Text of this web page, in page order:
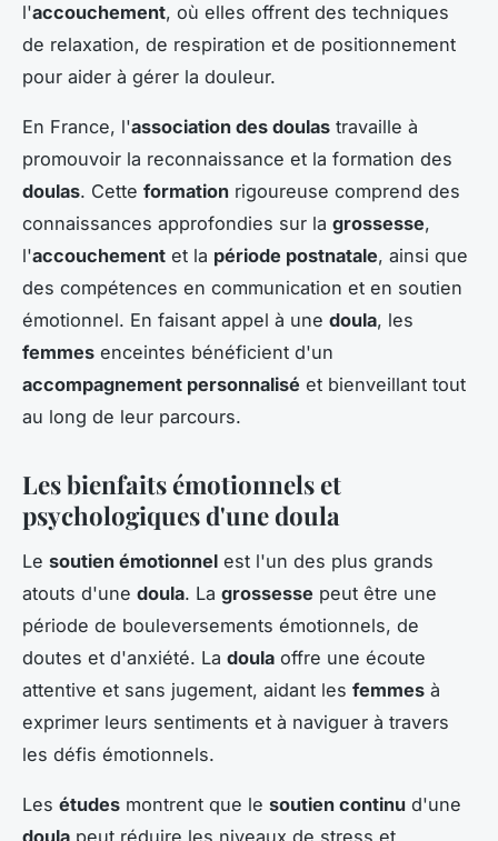
l'accouchement, où elles offrent des techniques
de relaxation, de respiration et de positionnement
pour aider à gérer la douleur.
En France, l'association des doulas travaille à
promouvoir la reconnaissance et la formation des
doulas. Cette formation rigoureuse comprend des
connaissances approfondies sur la grossesse,
l'accouchement et la période postnatale, ainsi que
des compétences en communication et en soutien
émotionnel. En faisant appel à une doula, les
femmes enceintes bénéficient d'un
accompagnement personnalisé et bienveillant tout
au long de leur parcours.
Les bienfaits émotionnels et
psychologiques d'une doula
Le soutien émotionnel est l'un des plus grands
atouts d'une doula. La grossesse peut être une
période de bouleversements émotionnels, de
doutes et d'anxiété. La doula offre une écoute
attentive et sans jugement, aidant les femmes à
exprimer leurs sentiments et à naviguer à travers
les défis émotionnels.
Les études montrent que le soutien continu d'une